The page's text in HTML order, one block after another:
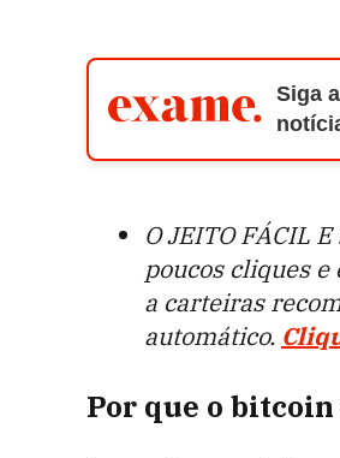
Siga
O JEITO FÁCIL
poucos cliques e
a carteiras
automático.
Por que o